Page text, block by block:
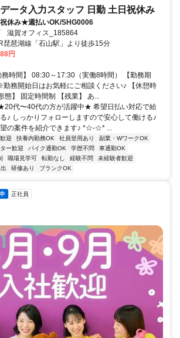
ータ入力スタッフ 日勤 土日祝休み
休み★週払いOK/SHG0006
滋賀オフィス_185864
琵琶湖線「石山駅」より徒歩15分
円
時間】 08:30～17:30（実働8時間） 【勤務期
務開始日はお気軽にご相談ください♪ 【休憩時
態】 固定時間制 【残業】 あ...
代〜40代の方が活躍中★ 希望日払い対応で給
♪ しっかりフォローしますので安心して働ける♪
の案件を紹介できます♪ *☆-☆* ...
迎 扶養内勤務OK 社員登用あり
副業・WワークOK
ー歓迎 バイク通勤OK 学歴不問
車通勤OK
職場見学可 転勤なし 経験不問
未経験者歓迎
研修あり ブランクOK
正社員